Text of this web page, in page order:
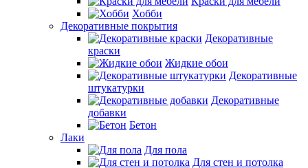
Хобби
Декоративные покрытия
Декоративные
краски
Жидкие обои
Декоративные
штукатурки
Декоративные
добавки
Бетон
Лаки
Для пола
Для стен и потолка